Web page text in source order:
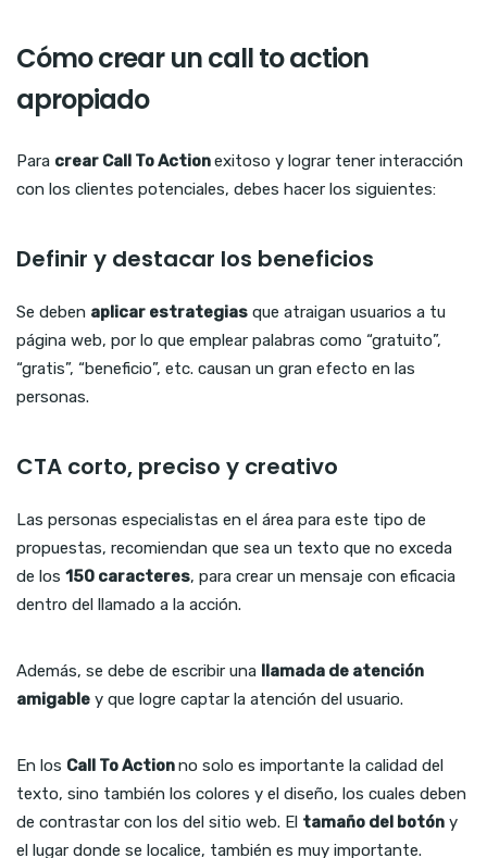
Cómo crear un call to action
apropiado
Para crear Call To Actionexitoso y lograr tener interacción
con los clientes potenciales, debes hacer los siguientes:
Definir y destacar los beneficios
Se deben aplicar estrategias que atraigan usuarios a tu
página web, por lo que emplear palabras como “gratuito”,
“gratis”, “beneficio”, etc. causan un gran efecto en las
personas.
CTA corto, preciso y creativo
Las personas especialistas en el área para este tipo de
propuestas, recomiendan que sea un texto que no exceda
de los 150 caracteres, para crear un mensaje con eficacia
dentro del llamado a la acción.
Además, se debe de escribir una llamada de atención
amigable y que logre captar la atención del usuario.
En los Call To Actionno solo es importante la calidad del
texto, sino también los colores y el diseño, los cuales deben
de contrastar con los del sitio web. El tamaño del botón y
el lugar donde se localice, también es muy importante.